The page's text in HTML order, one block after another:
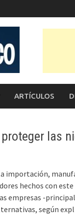
ARTÍCULOS
las
importación,
hechos con
empresas -
según